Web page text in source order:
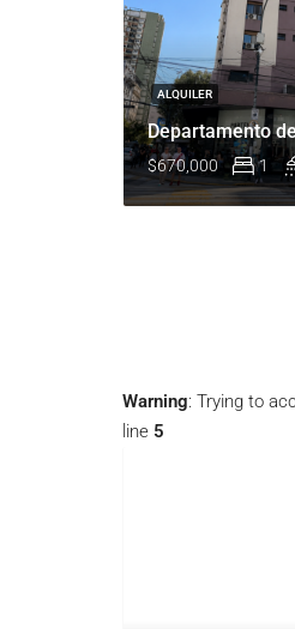
ALQUILER
$670,000 1
Warning: Trying to
line 5